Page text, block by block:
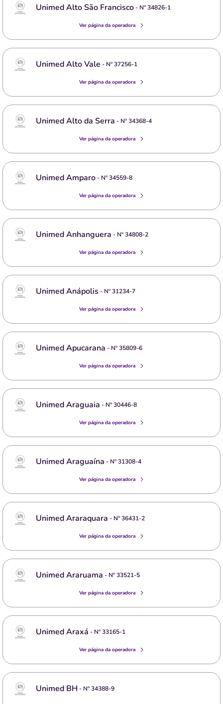
Unimed Alto São Francisco- Nº34826-1
Ver página da operadora
Unimed Alto Vale - Nº37256-1
Ver página da operadora
Unimed Alto da Serra - Nº34368-4
Ver página da operadora
Unimed Amparo- Nº34559-8
Ver página da operadora
Unimed Anhanguera - Nº34808-2
Ver página da operadora
Unimed Anápolis - Nº31234-7
Ver página da operadora
Unimed Apucarana - Nº35809-6
Ver página da operadora
Unimed Araguaia - Nº30446-8
Ver página da operadora
Unimed Araguaína - Nº31308-4
Ver página da operadora
Unimed Araraquara - Nº36431-2
Ver página da operadora
Unimed Araruama - Nº33521-5
Ver página da operadora
Unimed Araxá - Nº33165-1
Ver página da operadora
Unimed BH - Nº34388-9